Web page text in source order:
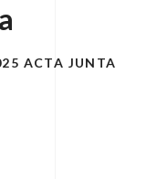
ACTA JUNTA